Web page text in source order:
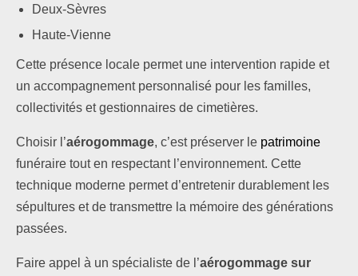
Deux-Sèvres
Haute-Vienne
Cette présence locale permet une intervention rapide et
un accompagnement personnalisé pour les familles,
collectivités et gestionnaires de cimetières.
Choisir l’aérogommage, c’est préserver le patrimoine
funéraire tout en respectant l’environnement. Cette
technique moderne permet d’entretenir durablement les
sépultures et de transmettre la mémoire des générations
passées.
Faire appel à un spécialiste de l’aérogommage sur